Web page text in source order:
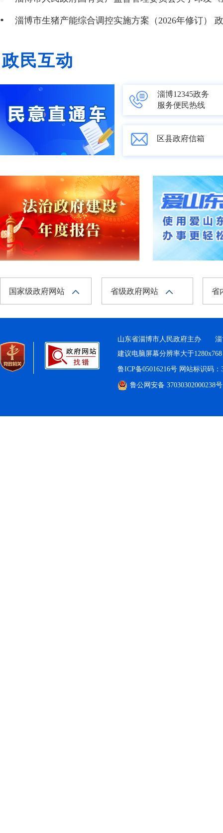
政民互动
淄博12345政务
服务便民热线
区县政府信箱
国家级政府网站 省级政府网站 省
山东省淄博市人民政府主办 淄
建议电脑屏幕分辨率大于
鲁ICP备05016216号 网站标识码：
鲁公网安备 37030302000238号